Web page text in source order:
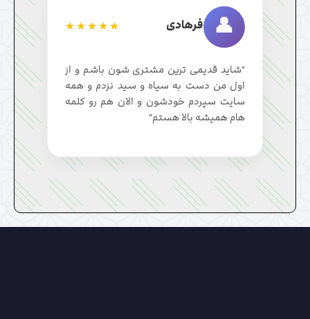
👤 فرهادی ★★★★★
"شاید قدیمی ترین مشتری شون باشم و از
اول من دست به سیاه و سید نزدم و همه
سایت سپردم خودشون و الان هم رو کلمه
هام همیشه بالا هستم"